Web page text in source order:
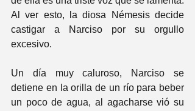
Al ver esto, la diosa Némesis decide
castigar a Narciso por su orgullo
excesivo.
Un día muy caluroso, Narciso se
detiene en la orilla de un río para beber
un poco de agua, al agacharse vió su